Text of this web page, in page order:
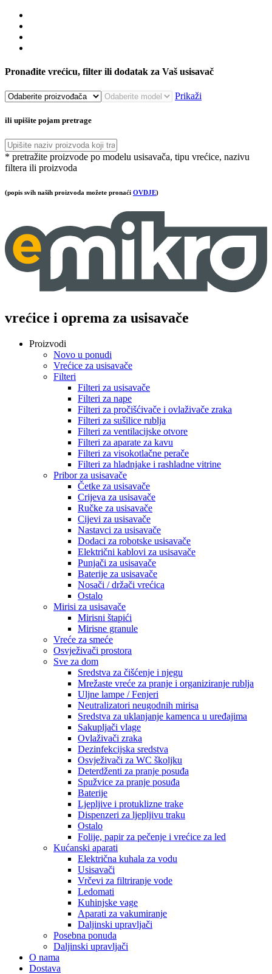
Pronađite vrećicu, filter ili dodatak za Vaš usisavač
Prikaži
ili upišite pojam pretrage
* pretražite proizvode po modelu usisavača, tipu vrećice, nazivu
filtera ili proizvoda
(popis svih naših proizvoda možete pronaći OVDJE)
vrećice i oprema za usisavače
Proizvodi
Novo u ponudi
Vrećice za usisavače
Filteri
Filteri za usisavače
Filteri za nape
Filteri za pročišćivače i ovlaživače zraka
Filteri za sušilice rublja
Filteri za ventilacijske otvore
Filteri za aparate za kavu
Filteri za visokotlačne perače
Filteri za hladnjake i rashladne vitrine
Pribor za usisavače
Četke za usisavače
Crijeva za usisavače
Ručke za usisavače
Cijevi za usisavače
Nastavci za usisavače
Dodaci za robotske usisavače
Električni kablovi za usisavače
Punjači za usisavače
Baterije za usisavače
Nosači / držači vrećica
Ostalo
Mirisi za usisavače
Mirisni štapići
Mirisne granule
Vreće za smeće
Osvježivači prostora
Sve za dom
Sredstva za čišćenje i njegu
Mrežaste vreće za pranje i organiziranje rublja
Uljne lampe / Fenjeri
Neutralizatori neugodnih mirisa
Sredstva za uklanjanje kamenca u uređajima
Sakupljači vlage
Ovlaživači zraka
Dezinfekcijska sredstva
Osvježivači za WC školjku
Deterdženti za pranje posuđa
Spužvice za pranje posuđa
Baterije
Ljepljive i protuklizne trake
Dispenzeri za ljepljivu traku
Ostalo
Folije, papir za pečenje i vrećice za led
Kućanski aparati
Električna kuhala za vodu
Usisavači
Vrčevi za filtriranje vode
Ledomati
Kuhinjske vage
Aparati za vakumiranje
Daljinski upravljači
Posebna ponuda
Daljinski upravljači
O nama
Dostava